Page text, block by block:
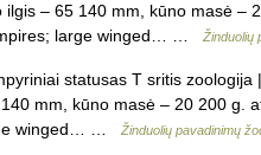
– 65 140 mm, kūno masė –
large winged… …
Žinduolių
statusas T sritis
mm, kūno masė – 20 200 g.
winged… …
Žinduolių pavadinimų